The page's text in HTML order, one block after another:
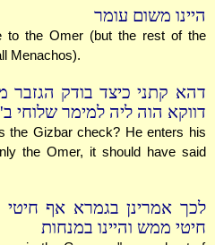
היינו משום עומר
to the Omer (but the rest of the
Menachos).
דהא קתני כיצד בודק הגזבר
דווקא הוה ליה למימר שלוחי
the Gizbar check? He enters his
the Omer, it should have said
לכך אמרינן בגמרא אף
חיטי ממש והיינו במנחות